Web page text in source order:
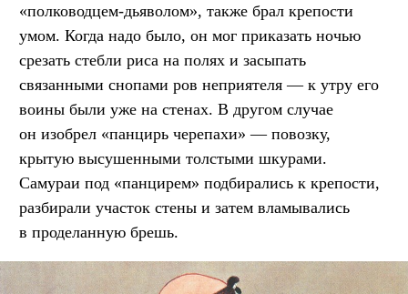
«полководцем-дьяволом», также брал крепости
умом. Когда надо было, он мог приказать ночью
срезать стебли риса на полях и засыпать
связанными снопами ров неприятеля — к утру его
воины были уже на стенах. В другом случае
он изобрел «панцирь черепахи» — повозку,
крытую высушенными толстыми шкурами.
Самураи под «панцирем» подбирались к крепости,
разбирали участок стены и затем вламывались
в проделанную брешь.